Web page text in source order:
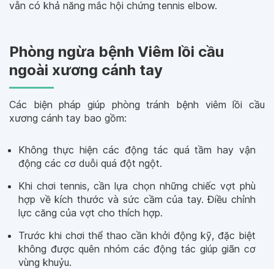
vẫn có khả năng mắc hội chứng tennis elbow.
Phòng ngừa bệnh Viêm lồi cầu
ngoài xương cánh tay
Các biện pháp giúp phòng tránh bệnh viêm lồi cầu
xương cánh tay bao gồm:
Không thực hiện các động tác quá tầm hay vận
động các cơ duỗi quá đột ngột.
Khi chơi tennis, cần lựa chọn những chiếc vợt phù
hợp về kích thước và sức cầm của tay. Điều chỉnh
lực căng của vợt cho thích hợp.
Trước khi chơi thể thao cần khởi động kỹ, đặc biệt
không được quên nhóm các động tác giúp giãn cơ
vùng khuỷu.